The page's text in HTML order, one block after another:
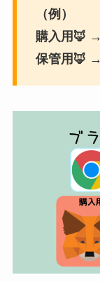
（例）
購入用🦊
保管用🦊